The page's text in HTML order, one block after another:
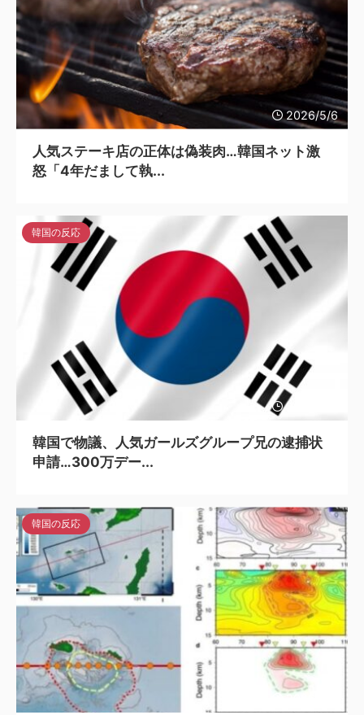
2026/5/6
人気ステーキ店の正体は偽装肉…韓国ネット激
怒「4年だまして執...
2026/5/6
韓国の反応
韓国で物議、人気ガールズグループ兄の逮捕状
申請…300万デー...
韓国の反応